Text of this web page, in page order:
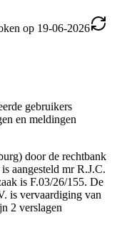
op 19-06-2026
gebruikers
en meldingen
door de rechtbank
aangesteld mr R.J.C.
is F.03/26/155. De
is vervaardiging van
2 verslagen